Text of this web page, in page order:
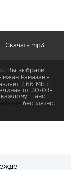
Скачать mp3
Вы выбрали
Рамазан -
3,66 Mb с
от 30-08-
каждому шанс
бесплатно.